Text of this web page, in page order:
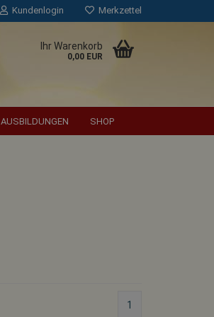
Kundenlogin Merkzettel
Ihr Warenkorb
0,00 EUR
AUSBILDUNGEN SHOP
1